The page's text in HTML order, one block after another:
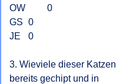
OW 	0
GS 	0
JE 	0
3. Wieviele dieser
bereits gechipt und in